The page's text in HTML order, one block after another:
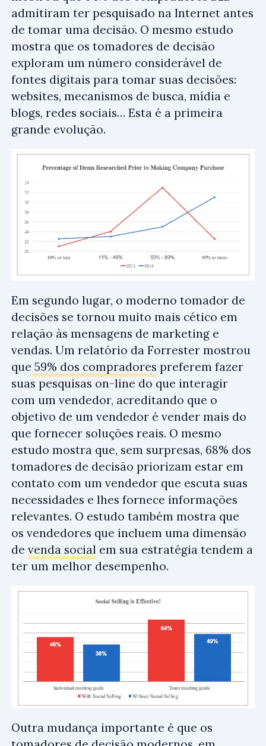
admitiram ter pesquisado na Internet antes
de tomar uma decisão. O mesmo estudo
mostra que os tomadores de decisão
exploram um número considerável de
fontes digitais para tomar suas decisões:
websites, mecanismos de busca, mídia e
blogs, redes sociais… Esta é a primeira
grande evolução.
Em segundo lugar, o moderno tomador de
decisões se tornou muito mais cético em
relação às mensagens de marketing e
vendas. Um relatório da Forrester mostrou
que 59% dos compradores preferem fazer
suas pesquisas on-line do que interagir
com um vendedor, acreditando que o
objetivo de um vendedor é vender mais do
que fornecer soluções reais. O mesmo
estudo mostra que, sem surpresas, 68% dos
tomadores de decisão priorizam estar em
contato com um vendedor que escuta suas
necessidades e lhes fornece informações
relevantes. O estudo também mostra que
os vendedores que incluem uma dimensão
de venda social em sua estratégia tendem a
ter um melhor desempenho.
Outra mudança importante é que os